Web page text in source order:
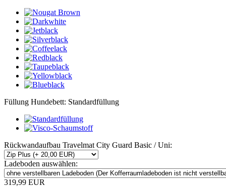
Füllung Hundebett: Standardfüllung
Rückwandaufbau Travelmat City Guard Basic / Uni:
Ladeboden auswählen:
319,99 EUR